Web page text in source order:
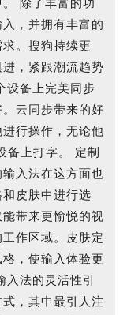
除了丰富的功
，并拥有丰富的
。搜狗持续更
，紧跟潮流趋势
设备上完美同步
云同步带来的好
行操作，无论他
上打字。 定制
入法在这方面也
皮肤中进行选
带来更愉悦的视
作区域。皮肤定
，使输入体验更
入法的灵活性引
，其中最引人注